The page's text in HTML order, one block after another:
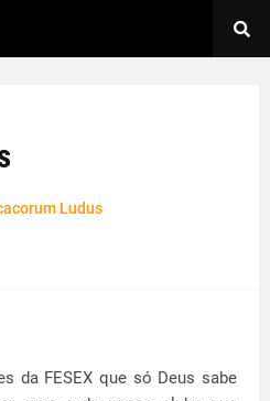
Ludus
da FESEX que só Deus sabe